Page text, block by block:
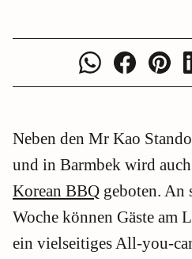
Neben den Mr Kao
und in Barmbek wird
Korean BBQ geboten. An
Woche können Gäste am
ein vielseitiges All-you-